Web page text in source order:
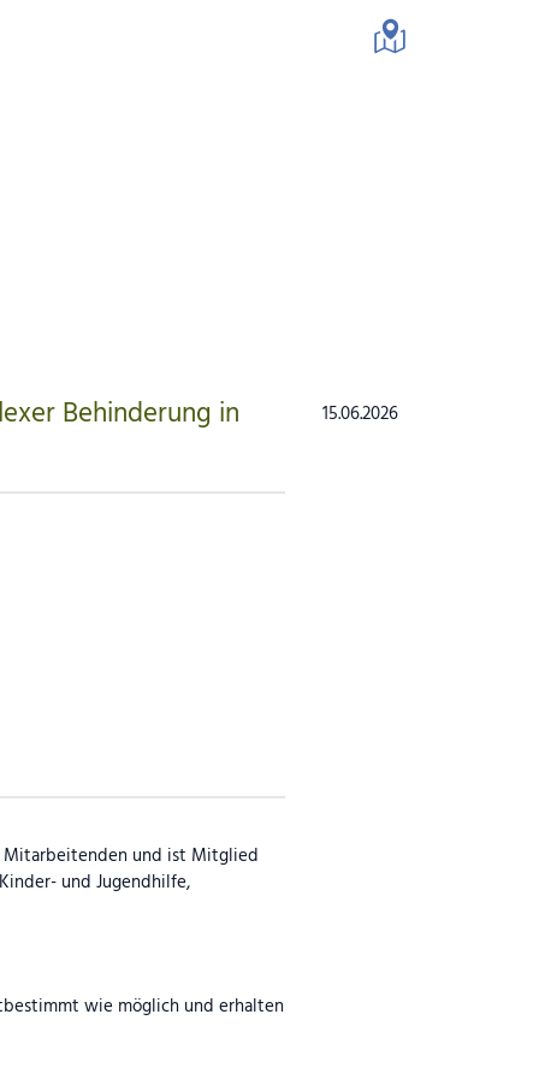
Behinderung in
und ist Mitglied
und Jugendhilfe,
wie möglich und erhalten
15.06.2026